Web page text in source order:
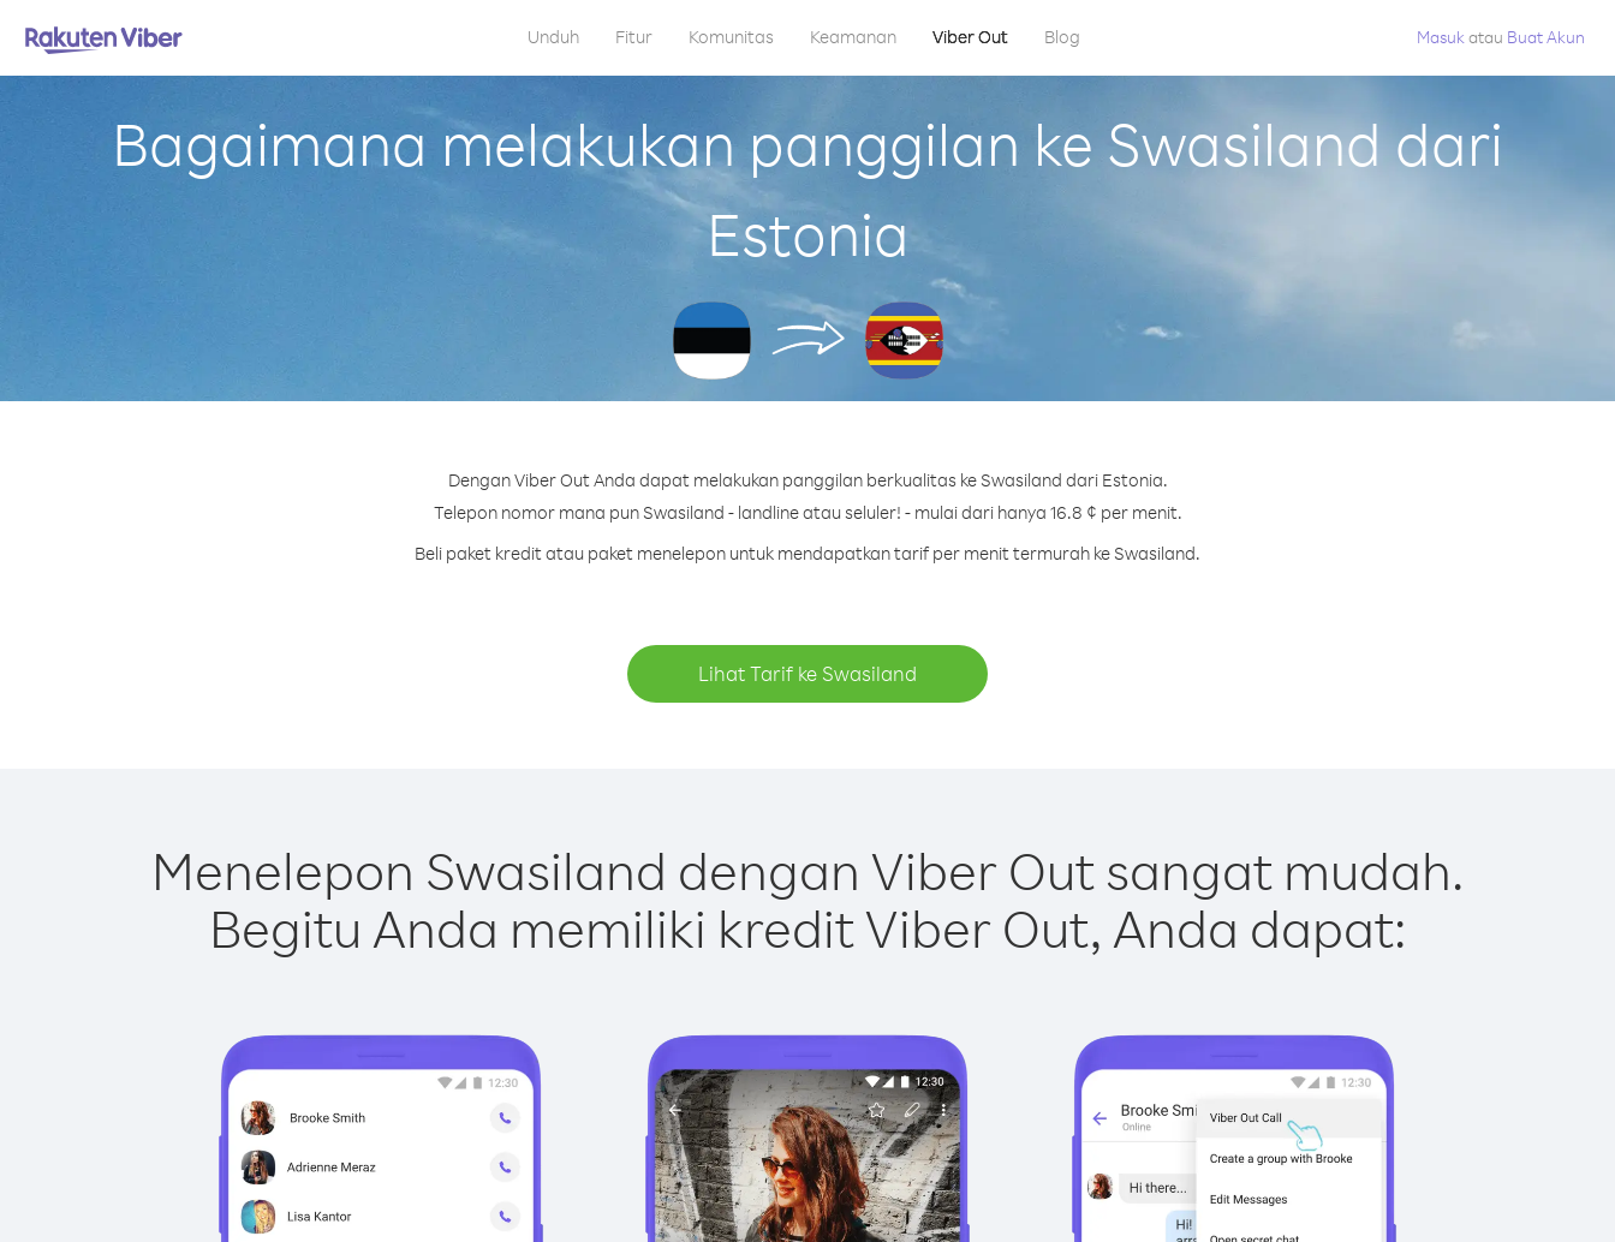
Unduh Fitur Komunitas Keamanan Viber Out Blog Masuk atau Buat Akun
Bagaimana melakukan panggilan ke Swasiland dari
Estonia
Dengan Viber Out Anda dapat melakukan panggilan berkualitas ke Swasiland dari Estonia.
Telepon nomor mana pun Swasiland - landline atau seluler! - mulai dari hanya 16.8 ¢ per menit.
Beli paket kredit atau paket menelepon untuk mendapatkan tarif per menit termurah ke Swasiland.
Lihat Tarif ke Swasiland
Menelepon Swasiland dengan Viber Out sangat mudah.
Begitu Anda memiliki kredit Viber Out, Anda dapat: